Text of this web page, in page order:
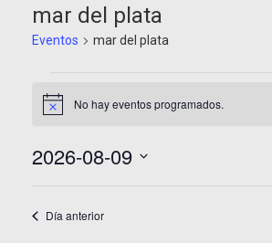
mar del plata
Eventos mar del plata
Eventos
en
9
2026
Aviso No hay eventos programados.
2026-08-09
fecha.
Día anterior